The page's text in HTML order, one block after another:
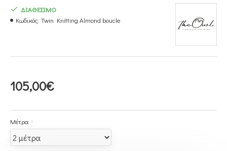
105,00€
ΔΙΑΘΕΣΙΜΟ
Κωδικός: Twin Knitting Almond boucle
Μέτρα